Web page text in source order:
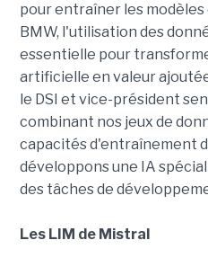
pour entraîner les modèles
BMW, l'utilisation des
essentielle pour
artificielle en valeur
le DSI et vice-président
combinant nos jeux de
capacités d'entraînement
développons une IA
des tâches de
Les LIM de Mistral